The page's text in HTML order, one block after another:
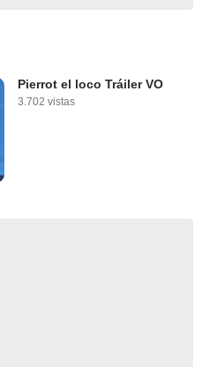
Pierrot el loco Tráiler VO
3.702 vistas